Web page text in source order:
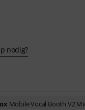
nodig?
Mobile Vocal Booth V2